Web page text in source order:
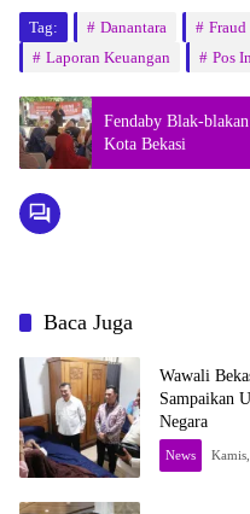
Tag: Danantara Fraud
Laporan Keuangan
Pos
Fendaby Blak-
Kota Bekasi
Baca Juga
Wawali
Sampaikan
Negara
News